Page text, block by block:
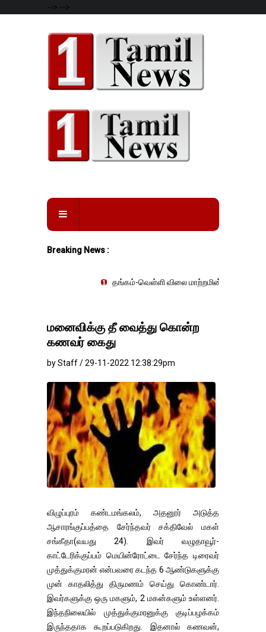
--> -->
Breaking News :
தங்கம்-வெள்ளி விலை மாற்றமின்றிதொடர்கிறது..
மனைவிக்கு தீ வைத்து கொன்ற
கணவர் கைது
by Staff / 29-11-2022 12:38:29pm
விழுப்புரம் கண்டமங்கலம், அதனூர் அடுத்த
ஆசாரங்குப்பத்தை சேர்ந்தவர் சக்திவேல் மகள்
சங்கீதா(வயது 24). இவர் வழுதாவூர்-
காட்டேரிக்குப்பம் மெயின்ரோட்டை சேர்ந்த டிரைவர்
முத்துக்குமரன் என்பவரை கடந்த 6 ஆண்டுகளுக்கு
முன் காதலித்து திருமணம் செய்து கொண்டார்.
இவர்களுக்கு ஒரு மகளும், 2 மகன்களும் உள்ளனர்.
இந்தநிலையில் முத்துக்குமரனுக்கு குடிப்பழக்கம்
இருந்ததாக கூறப்படுகிறது. இதனால் கணவன்,